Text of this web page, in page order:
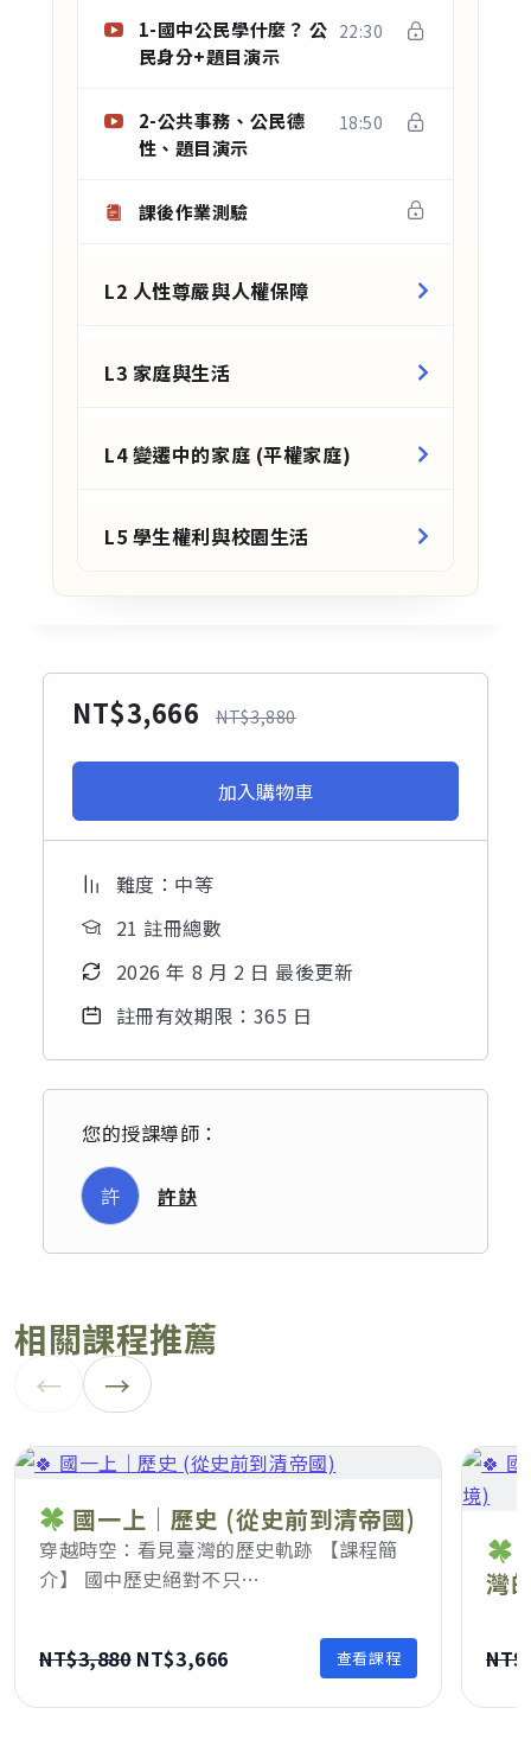
1-國中公民學什麼？ 公
民身分+題目演示
22:30
2-公共事務、公民德
性、題目演示
18:50
課後作業測驗
L2 人性尊嚴與人權保障
L3 家庭與生活
L4 變遷中的家庭 (平權家庭)
L5 學生權利與校園生活
NT$3,666 NT$3,880
加入購物車
難度：中等
21 註冊總數
2026 年 8 月 2 日 最後更新
註冊有效期限：365 日
您的授課導師：
許 許訣
相關課程推薦
← →
國一上｜歷史 (從史前到清帝國)
穿越時空：看見臺灣的歷史軌跡 【課程簡
介】 國中歷史絕對不只…
NT$3,880 原
NT$3,666目
查看課程
灣
NT$